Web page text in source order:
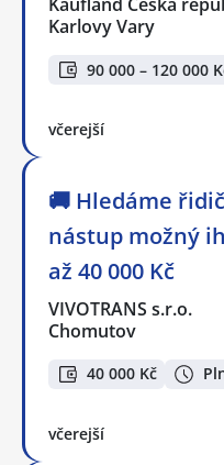
Kaufland Česká
Karlovy Vary
90 000 – 120 000
včerejší
🚚 Hledáme
nástup možný
až 40 000 Kč
VIVOTRANS s.r.o.
Chomutov
40 000 Kč
včerejší